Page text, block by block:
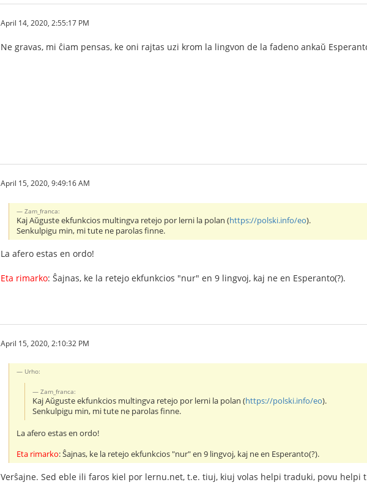
April 14, 2020, 2:55:17 PM
Ne gravas, mi ĉiam pensas, ke oni rajtas uzi krom la lingvon de la fadeno ankaŭ
April 15, 2020, 9:49:16 AM
Zam_franca:
Kaj Aŭguste ekfunkcios multingva retejo por lerni la polan (https://polski.info/eo).
Senkulpigu min, mi tute ne parolas finne.
La afero estas en ordo!
Eta rimarko: Ŝajnas, ke la retejo ekfunkcios "nur" en 9 lingvoj, kaj ne en Esperanto(?).
April 15, 2020, 2:10:32 PM
Urho:
Zam_franca:
Kaj Aŭguste ekfunkcios multingva retejo por lerni la polan (https://polski.info/eo).
Senkulpigu min, mi tute ne parolas finne.
La afero estas en ordo!
Eta rimarko: Ŝajnas, ke la retejo ekfunkcios "nur" en 9 lingvoj, kaj ne en Esperanto(?).
Verŝajne. Sed eble ili faros kiel por lernu.net, t.e. tiuj, kiuj volas helpi traduki, povu helpi